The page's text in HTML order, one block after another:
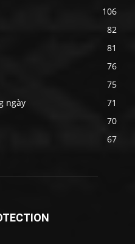
106
82
81
76
75
ngày
71
70
67